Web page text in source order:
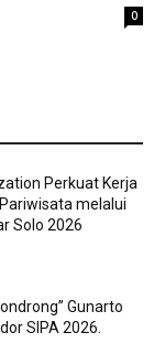
0
Perkuat Kerja
melalui
Solo 2026
Gunarto
SIPA 2026.